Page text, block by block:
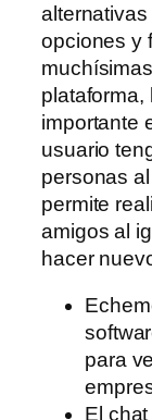
opciones y
plataforma,
importante
usuario
personas
permite
amigos al
hacer
para
El